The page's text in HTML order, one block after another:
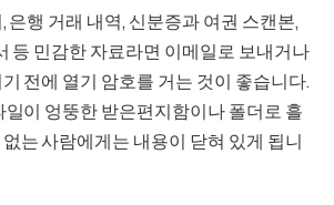
은행 거래 내역, 신분증과 여권 스캔본,
등 민감한 자료라면 이메일로 보내거나
전에 열기 암호를 거는 것이 좋습니다.
일이 엉뚱한 받은편지함이나 폴더로 흘
는 사람에게는 내용이 닫혀 있게 됩니